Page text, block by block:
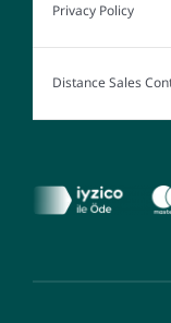
Privacy Policy
Distance Sales